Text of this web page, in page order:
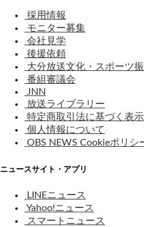
採用情報
モニター募集
会社見学
後援依頼
大分放送文化・スポーツ
番組審議会
JNN
放送ライブラリー
特定商取引法に基づく表示
個人情報について
OBS NEWS Cookieポリシ
ニュースサイト・アプリ
LINEニュース
Yahoo!ニュース
スマートニュース